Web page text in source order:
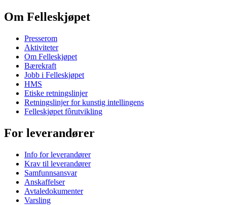
Om Felleskjøpet
Presserom
Aktiviteter
Om Felleskjøpet
Bærekraft
Jobb i Felleskjøpet
HMS
Etiske retningslinjer
Retningslinjer for kunstig intellingens
Felleskjøpet fôrutvikling
For leverandører
Info for leverandører
Krav til leverandører
Samfunnsansvar
Anskaffelser
Avtaledokumenter
Varsling